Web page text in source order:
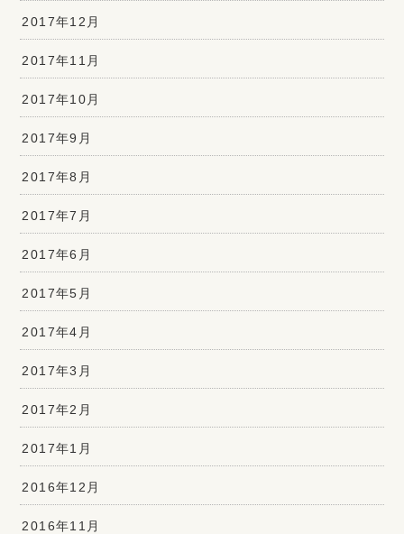
2017年12月
2017年11月
2017年10月
2017年9月
2017年8月
2017年7月
2017年6月
2017年5月
2017年4月
2017年3月
2017年2月
2017年1月
2016年12月
2016年11月